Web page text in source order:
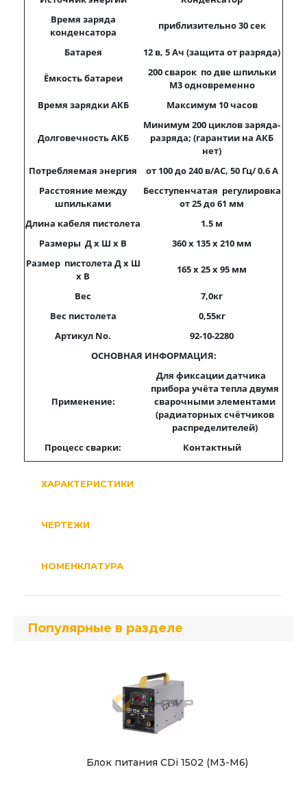
Время заряда
конденсатора
приблизительно30сек
Батарея 12 в, 5Aч (защита от разряда)
Ёмкость батареи
200 сварок по две шпильки
M3 одновременно
Время зарядки АКБ
Максимум 10часов
Долговечность АКБ
Минимум 200 циклов заряда-
разряда; (гарантии на АКБ
нет)
Потребляемая энергия
от 100 до 240 в/AC, 50 Гц/ 0.6 A
Расстояние между
шпильками
Бесступенчатая регулировка
от 25 до 61 мм
Длина кабеля пистолета
1.5 м
Размеры Д x Ш x В
360 x 135 x 210 мм
Размер пистолета Д x Ш
x В
165 x 25 x 95 мм
Вес 7,0кг
Вес пистолета
0,55кг
Артикул No.
92-10-2280
ОСНОВНАЯ ИНФОРМАЦИЯ:
Применение:
Для фиксации датчика
прибора учёта тепла двумя
сварочными элементами
(радиаторных счётчиков
распределителей)
Процесс сварки:
Контактный
ХАРАКТЕРИСТИКИ
ЧЕРТЕЖИ
НОМЕНКЛАТУРА
Популярные в разделе
Блок питания CDi 1502 (М3-М6)